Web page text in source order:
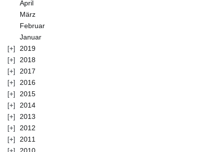
April
März
Februar
Januar
2019
2018
2017
2016
2015
2014
2013
2012
2011